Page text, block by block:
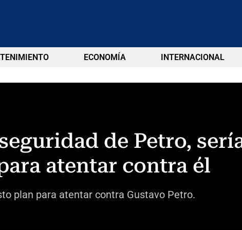
ECONOMÍA INTERNACIONAL
de Petro,
atentar contra él
plan para atentar contra Gustavo Petro.